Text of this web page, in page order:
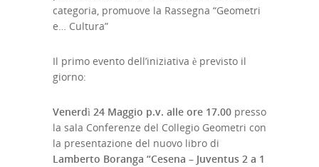
categoria, promuove la Rassegna “Geometri
e… Cultura”
Il primo evento dell’iniziativa è previsto il
giorno:
Venerdì 24 Maggio p.v. alle ore 17.00 presso
la sala Conferenze del Collegio Geometri con
la presentazione del nuovo libro di
Lamberto Boranga “Cesena – Juventus 2 a 1